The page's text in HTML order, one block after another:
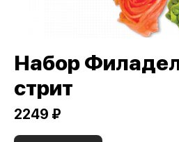
Набор
стрит
2249 ₽